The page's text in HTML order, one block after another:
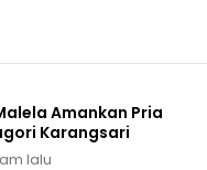
Amankan Pria
Karangsari
lalu